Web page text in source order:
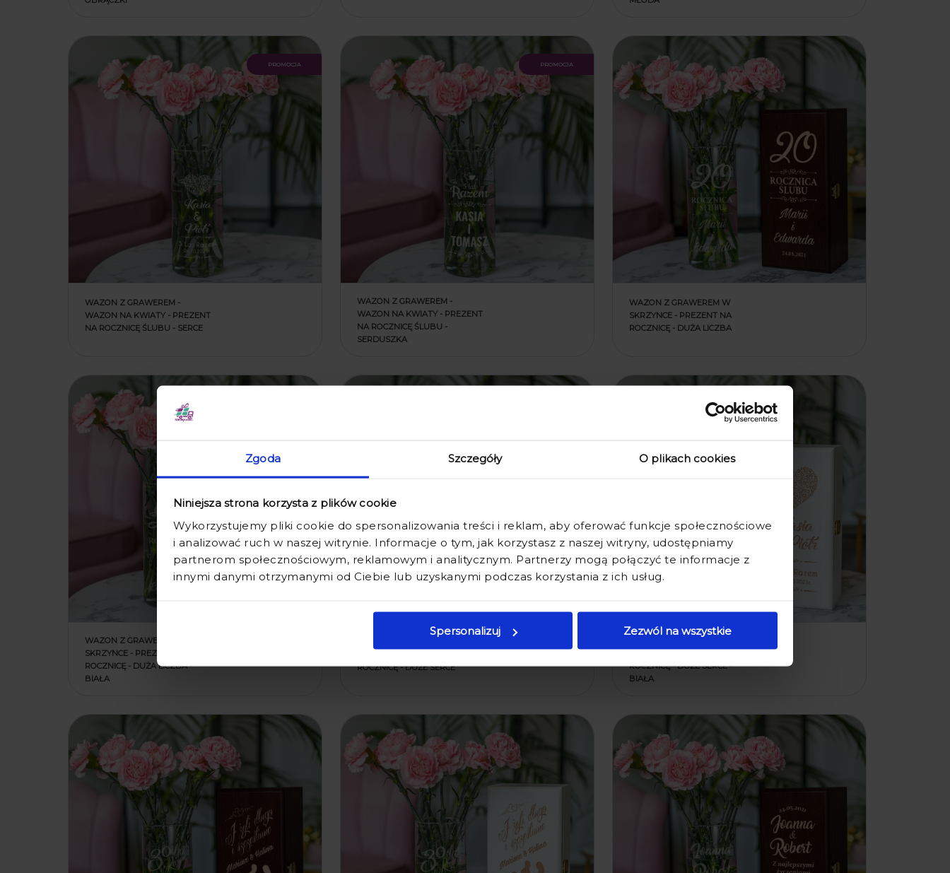
Zgoda Szczegóły O plikach cookies
Niniejsza strona korzysta z plików cookie
Wykorzystujemy pliki cookie do spersonalizowania treści i reklam, aby oferować funkcje społecznościowe
i analizować ruch w naszej witrynie. Informacje o tym, jak korzystasz z naszej witryny, udostępniamy
partnerom społecznościowym, reklamowym i analitycznym. Partnerzy mogą połączyć te informacje z
innymi danymi otrzymanymi od Ciebie lub uzyskanymi podczas korzystania z ich usług.
Spersonalizuj Zezwól na wszystkie
WAZON Z GRAWEREM -
WAZON NA KWIATY - PREZENT
NA ROCZNICĘ ŚLUBU - SERCE
promocja
WAZON Z GRAWEREM -
WAZON NA KWIATY - PREZENT
NA ROCZNICĘ ŚLUBU -
SERDUSZKA
promocja
WAZON Z GRAWEREM W
SKRZYNCE - PREZENT NA
ROCZNICĘ - DUŻA LICZBA
WAZON Z GRAWEREM W
SKRZYNCE - PREZENT NA
ROCZNICĘ - DUŻA LICZBA -
BIAŁA
ROCZNICĘ - DUŻE SERCE
WAZON Z GRAWEREM W
SKRZYNCE - PREZENT NA
ROCZNICĘ - DUŻE SERCE -
BIAŁA